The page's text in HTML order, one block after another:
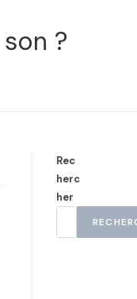
?
Rec
herc
her